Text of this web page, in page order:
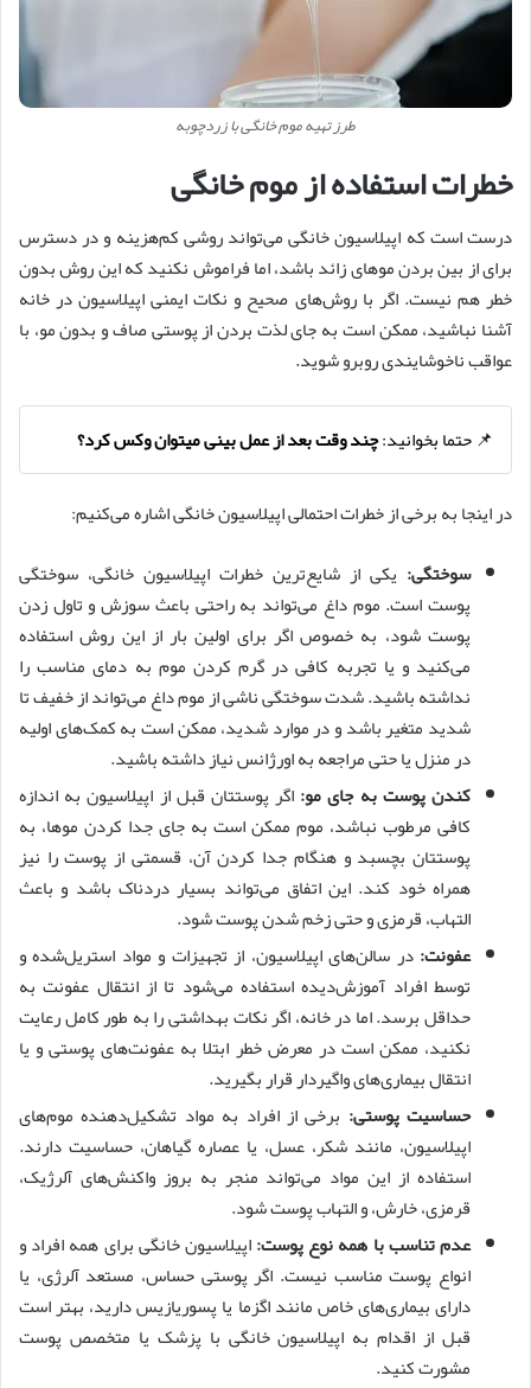
طرز تهیه موم خانگی با زردچوبه
خطرات استفاده از موم خانگی
درست است که اپیلاسیون خانگی می‌تواند روشی کم‌هزینه و در دسترس
برای از بین بردن موهای زائد باشد، اما فراموش نکنید که این روش بدون
خطر هم نیست. اگر با روش‌های صحیح و نکات ایمنی اپیلاسیون در خانه
آشنا نباشید، ممکن است به جای لذت بردن از پوستی صاف و بدون مو، با
عواقب ناخوشایندی روبرو شوید.
📌 حتما بخوانید:چند وقت بعد از عمل بینی میتوان وکس کرد؟
در اینجا به برخی از خطرات احتمالی اپیلاسیون خانگی اشاره می‌کنیم:
سوختگی: یکی از شایع‌ترین خطرات اپیلاسیون خانگی، سوختگی
پوست است. موم داغ می‌تواند به راحتی باعث سوزش و تاول زدن
پوست شود، به خصوص اگر برای اولین بار از این روش استفاده
می‌کنید و یا تجربه کافی در گرم کردن موم به دمای مناسب را
نداشته باشید. شدت سوختگی ناشی از موم داغ می‌تواند از خفیف تا
شدید متغیر باشد و در موارد شدید، ممکن است به کمک‌های اولیه
در منزل یا حتی مراجعه به اورژانس نیاز داشته باشید.
کندن پوست به جای مو: اگر پوستتان قبل از اپیلاسیون به اندازه
کافی مرطوب نباشد، موم ممکن است به جای جدا کردن موها، به
پوستتان بچسبد و هنگام جدا کردن آن، قسمتی از پوست را نیز
همراه خود کند. این اتفاق می‌تواند بسیار دردناک باشد و باعث
التهاب، قرمزی و حتی زخم شدن پوست شود.
عفونت:در سالن‌های اپیلاسیون، از تجهیزات و مواد استریل‌شده و
توسط افراد آموزش‌دیده استفاده می‌شود تا از انتقال عفونت به
حداقل برسد. اما در خانه، اگر نکات بهداشتی را به طور کامل رعایت
نکنید، ممکن است در معرض خطر ابتلا به عفونت‌های پوستی و یا
انتقال بیماری‌های واگیردار قرار بگیرید.
حساسیت پوستی: برخی از افراد به مواد تشکیل‌دهنده موم‌های
اپیلاسیون، مانند شکر، عسل، یا عصاره گیاهان، حساسیت دارند.
استفاده از این مواد می‌تواند منجر به بروز واکنش‌های آلرژیک،
قرمزی، خارش، و التهاب پوست شود.
عدم تناسب با همه نوع پوست:اپیلاسیون خانگی برای همه افراد و
انواع پوست مناسب نیست. اگر پوستی حساس، مستعد آلرژی، یا
دارای بیماری‌های خاص مانند اگزما یا پسوریازیس دارید، بهتر است
قبل از اقدام به اپیلاسیون خانگی با پزشک یا متخصص پوست
مشورت کنید.